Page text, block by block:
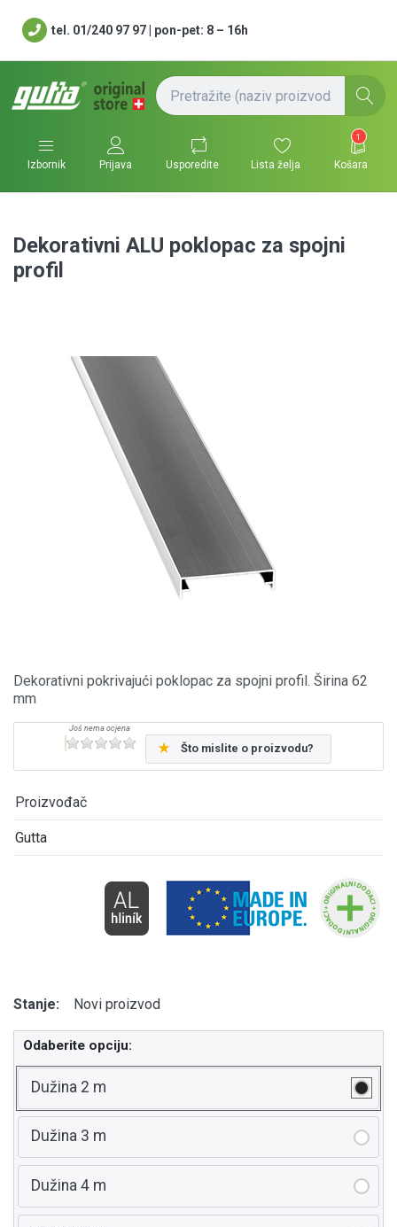
tel. 01/240 97 97 | pon-pet: 8 – 16h
Izbornik Prijava Usporedite Lista želja
1
Košara
Dekorativni ALU poklopac za spojni
profil
Dekorativni pokrivajući poklopac za spojni profil. Širina 62
mm
Što mislite o proizvodu?
Proizvođač
Gutta
Stanje: Novi proizvod
Odaberite opciju:
Dužina 2 m
Dužina 3 m
Dužina 4 m